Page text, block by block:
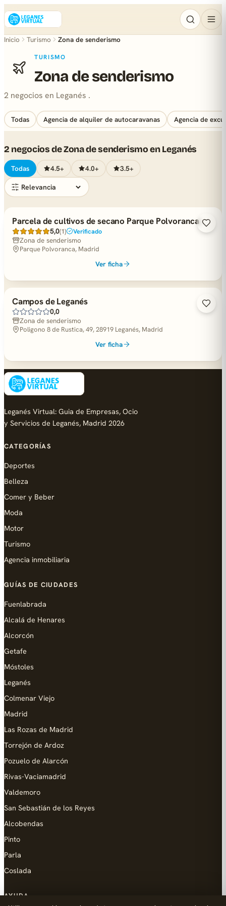
Inicio Turismo Zona de senderismo
TURISMO
Zona de senderismo
2 negocios en Leganés .
Todas Agencia de alquiler de autocaravanas Agencia de
2 negocios de Zona de senderismo en Leganés
Todas 4.5+ 4.0+ 3.5+
Parcela de cultivos de secano Parque Polvoranca
5,0(1) Verificado
Zona de senderismo
Parque Polvoranca, Madrid
Ver ficha
Campos de Leganés
0,0
Zona de senderismo
Poligono 8 de Rustica, 49, 28919 Leganés, Madrid
Ver ficha
Leganés Virtual: Guia de Empresas, Ocio
y Servicios de Leganés, Madrid 2026
CATEGORÍAS
Deportes
Belleza
Comer y Beber
Moda
Motor
Turismo
Agencia inmobiliaria
GUÍAS DE CIUDADES
Fuenlabrada
Alcalá de Henares
Alcorcón
Getafe
Móstoles
Leganés
Colmenar Viejo
Madrid
Las Rozas de Madrid
Torrejón de Ardoz
Pozuelo de Alarcón
Rivas-Vaciamadrid
Valdemoro
San Sebastián de los Reyes
Alcobendas
Pinto
Parla
Coslada
AYUDA